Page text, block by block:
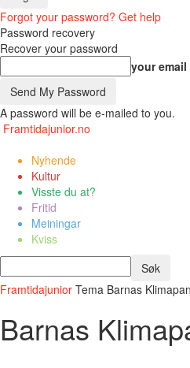
Forgot your password? Get help
Password recovery
Recover your password
your email
A password will be e-mailed to you.
Framtidajunior.no
Nyhende
Kultur
Visste du at?
Fritid
Meiningar
Kviss
Framtidajunior Tema Barnas
Barnas